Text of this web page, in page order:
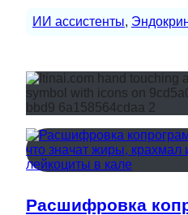
ИИ ассистенты,
Расшифровка